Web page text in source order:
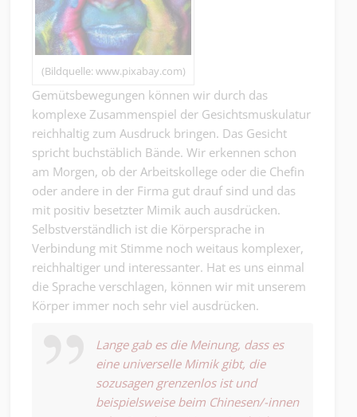
(Bildquelle: www.pixabay.com)
Gemütsbewegungen können wir durch das
komplexe Zusammenspiel der Gesichtsmuskulatur
reichhaltig zum Ausdruck bringen. Das Gesicht
spricht buchstäblich Bände. Wir erkennen schon
am Morgen, ob der Arbeitskollege oder die Chefin
oder andere in der Firma gut drauf sind und das
mit positiv besetzter Mimik auch ausdrücken.
Selbstverständlich ist die Körpersprache in
Verbindung mit Stimme noch weitaus komplexer,
reichhaltiger und interessanter. Hat es uns einmal
die Sprache verschlagen, können wir mit unserem
Körper immer noch sehr viel ausdrücken.
Lange gab es die Meinung, dass es
eine universelle Mimik gibt, die
sozusagen grenzenlos ist und
beispielsweise beim Chinesen/-innen